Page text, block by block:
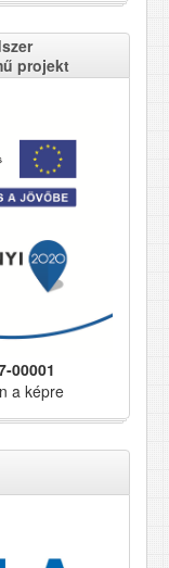
projekt
00001
a képre